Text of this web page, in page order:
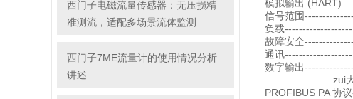
西门子电磁流量传感器：无压损精
准测流，适配多场景流体监测
西门子7ME流量计的使用情况分析
讲述
模拟输出 (HART)
信号范围
负载
故障安全
通讯-------------------
数字输出
zui大 DC 50
PROFIBUS PA 协